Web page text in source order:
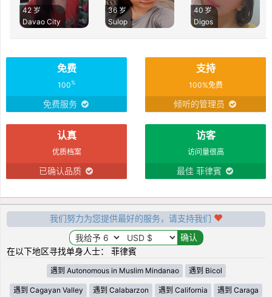
42 岁
Davao City
36 岁
Sulop
40 岁
Digos
免费
100%
免费服务
支持
100%免费
倾听的管理员
认真
优质档案
已确认品质
访客
访问量很高
最佳 菲律賓
我们努力为您提供最好的服务，请支持我们
在以下地区寻找单身人士： 菲律賓
遇到 Autonomous in Muslim Mindanao 遇到 Bicol
遇到 Cagayan Valley 遇到 Calabarzon 遇到 California 遇到 Caraga